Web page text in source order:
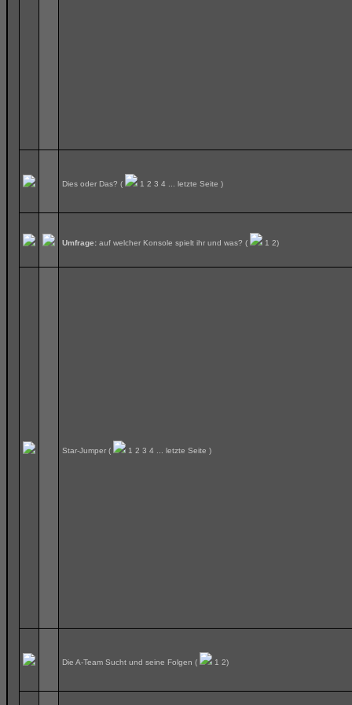
Dies oder Das? ( 1 2 3 4 letzte Seite )
Umfrage: auf welcher Konsole spielt ihr und was? ( 1 2)
Star-Jumper( 1 2 3 4 letzte Seite )
Die A-Team Sucht und seine Folgen ( 1 2)